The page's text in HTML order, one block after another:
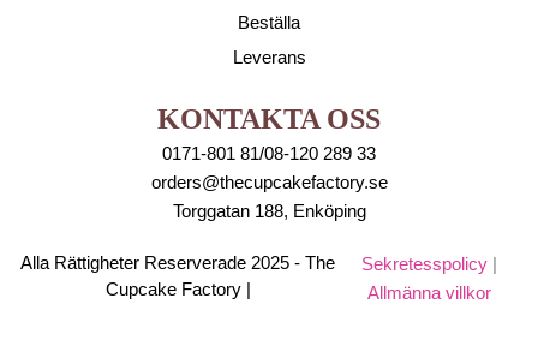
Beställa
Leverans
KONTAKTA OSS
0171-801 81/08-120 289 33
orders@thecupcakefactory.se
Torggatan 188, Enköping
Alla Rättigheter Reserverade 2025 - The
Cupcake Factory |
Sekretesspolicy|
Allmänna villkor